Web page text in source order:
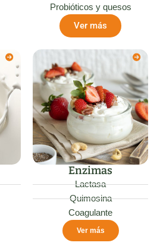
Probióticos y quesos
Ver más
Enzimas
Lactasa
Quimosina
Coagulante
Ver más